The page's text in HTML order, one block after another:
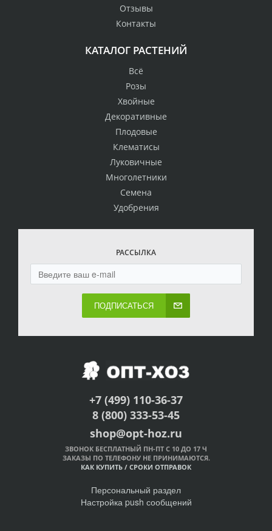
Отзывы
Контакты
КАТАЛОГ РАСТЕНИЙ
Всё
Розы
Хвойные
Декоративные
Плодовые
Клематисы
Луковичные
Многолетники
Семена
Удобрения
РАССЫЛКА
ПОДПИСАТЬСЯ
+7 (499) 110-36-37
8 (800) 333-53-45
shop@opt-hoz.ru
ЗВОНОК БЕСПЛАТНЫЙ ПН-ПТ С 10 ДО 17 Ч
ЗАКАЗЫ ПО ТЕЛЕФОНУ НЕ ПРИНИМАЮТСЯ.
КАК КУПИТЬ / СРОКИ ОТПРАВОК
Персональный раздел
Настройка push сообщений